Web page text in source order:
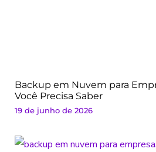
Backup em Nuvem para
Você Precisa Saber
19 de junho de 2026